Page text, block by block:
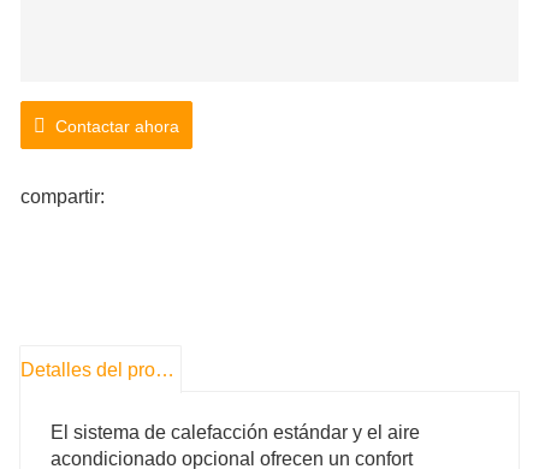
Contactar ahora
compartir:
Detalles del producto
El sistema de calefacción estándar y el aire
acondicionado opcional ofrecen un confort